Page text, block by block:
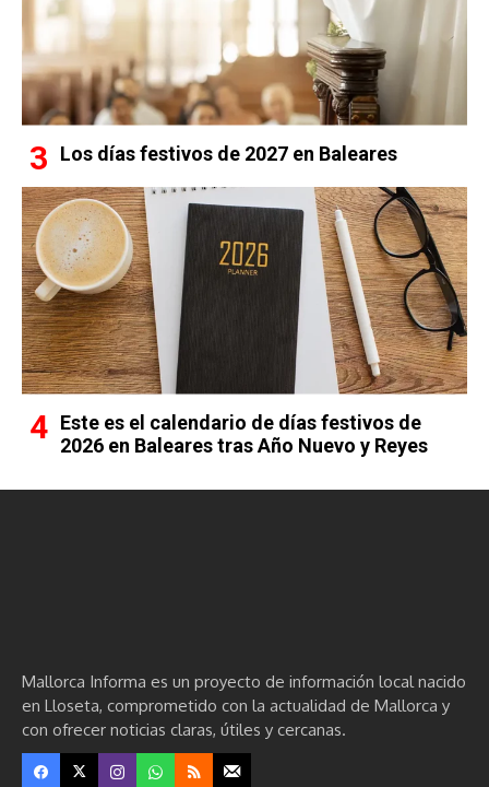
Los días festivos de 2027 en Baleares
Este es el calendario de días festivos de
2026 en Baleares tras Año Nuevo y Reyes
Mallorca Informa es un proyecto de información local nacido
en Lloseta, comprometido con la actualidad de Mallorca y
con ofrecer noticias claras, útiles y cercanas.